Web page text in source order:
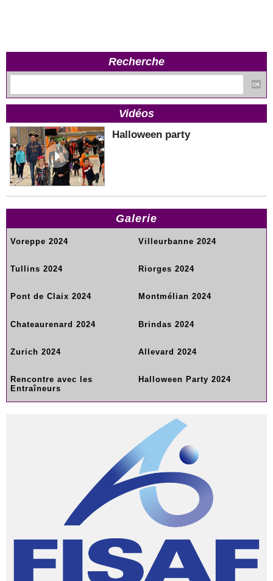
Recherche
Vidéos
Halloween party
Galerie
Voreppe 2024 Villeurbanne 2024
Tullins 2024 Riorges 2024
Pont de Claix 2024 Montmélian 2024
Chateaurenard 2024 Brindas 2024
Zurich 2024 Allevard 2024
Rencontre avec les
Entraîneurs
Halloween Party 2024